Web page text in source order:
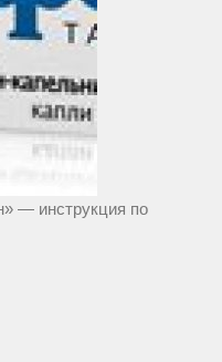
— инструкция по